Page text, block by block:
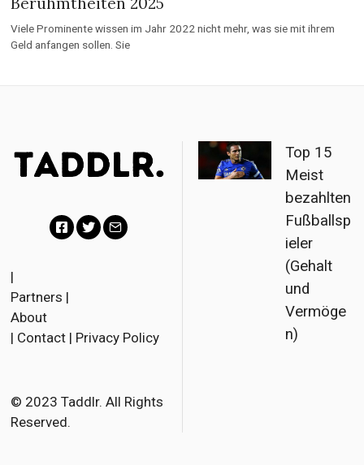
Viele Prominente wissen im Jahr 2022 nicht mehr, was sie mit ihrem
Geld anfangen sollen. Sie
c
o
k
r
l
|
Partners |
About
| Contact | Privacy Policy
© 2023 Taddlr. All Rights
Reserved.
Top 15
Meist
bezahlten
Fußballsp
ieler
(Gehalt
und
Vermöge
n)